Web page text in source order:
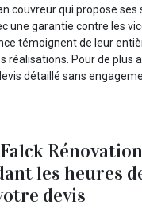
couvreur qui propose ses
une garantie contre les
témoignent de leur
réalisations. Pour de plus
détaillé sans
Rénovation
les heures
devis